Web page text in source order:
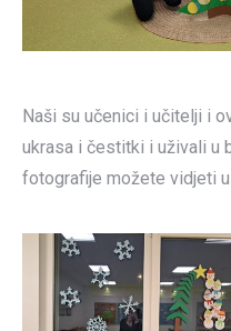
Naši su učenici i učitelji i
ukrasa i čestitki i uživali u
fotografije možete vidjeti